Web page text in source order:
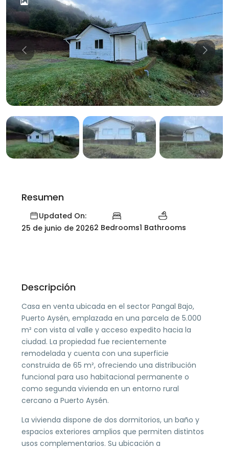
Previous
Resumen
Updated On:
25 de junio de 20262 Bedrooms1 Bathrooms
Descripción
Casa en venta ubicada en el sector Pangal Bajo,
Puerto Aysén, emplazada en una parcela de 5.000
m² con vista al valle y acceso expedito hacia la
ciudad. La propiedad fue recientemente
remodelada y cuenta con una superficie
construida de 65 m², ofreciendo una distribución
funcional para uso habitacional permanente o
como segunda vivienda en un entorno rural
cercano a Puerto Aysén.
La vivienda dispone de dos dormitorios, un baño y
espacios exteriores amplios que permiten distintos
usos complementarios. Su ubicación a